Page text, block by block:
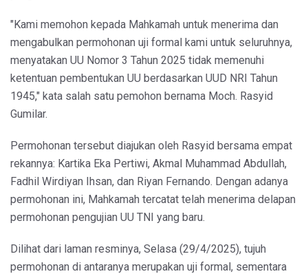
"Kami memohon kepada Mahkamah untuk menerima dan
mengabulkan permohonan uji formal kami untuk seluruhnya,
menyatakan UU Nomor 3 Tahun 2025 tidak memenuhi
ketentuan pembentukan UU berdasarkan UUD NRI Tahun
1945," kata salah satu pemohon bernama Moch. Rasyid
Gumilar.
Permohonan tersebut diajukan oleh Rasyid bersama empat
rekannya: Kartika Eka Pertiwi, Akmal Muhammad Abdullah,
Fadhil Wirdiyan Ihsan, dan Riyan Fernando. Dengan adanya
permohonan ini, Mahkamah tercatat telah menerima delapan
permohonan pengujian UU TNI yang baru.
Dilihat dari laman resminya, Selasa (29/4/2025), tujuh
permohonan di antaranya merupakan uji formal, sementara